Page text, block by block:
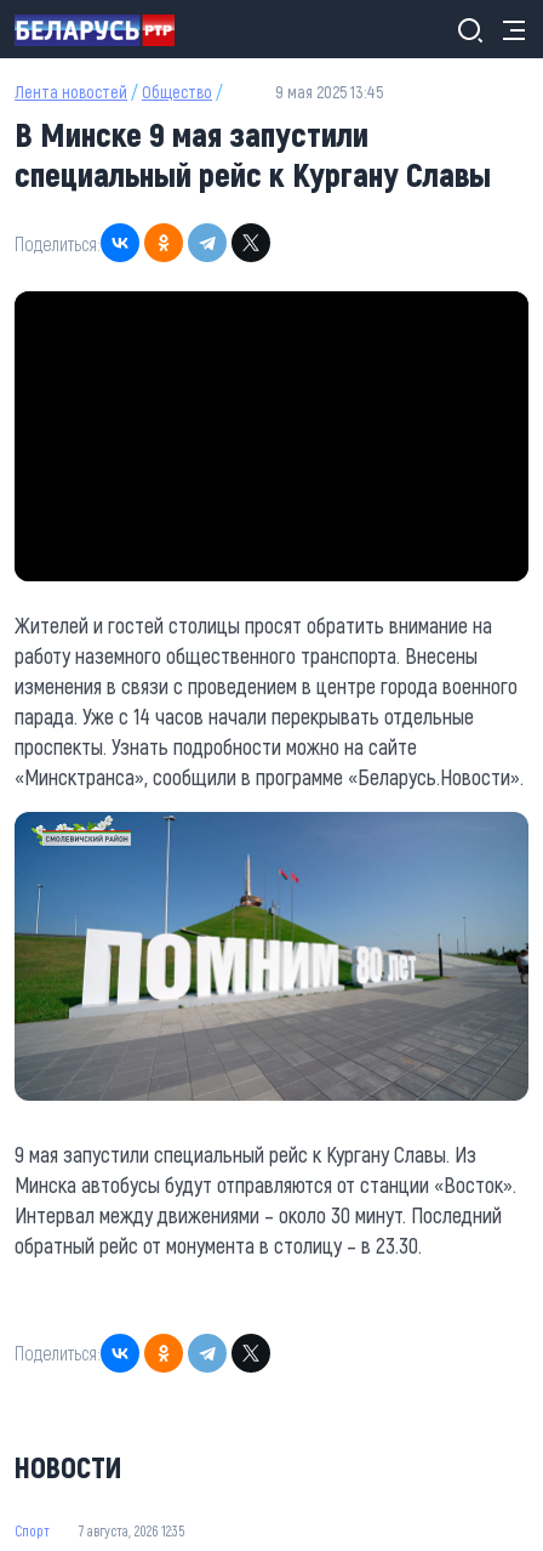
Перейти к основному содержанию
Лента новостей / Общество / 9 мая 2025 13:45
В Минске 9 мая запустили
специальный рейс к Кургану Славы
Поделиться:
Жителей и гостей столицы просят обратить внимание на
работу наземного общественного транспорта. Внесены
изменения в связи с проведением в центре города военного
парада. Уже с 14 часов начали перекрывать отдельные
проспекты. Узнать подробности можно на сайте
«Минсктранса», сообщили в программе «Беларусь.Новости».
9 мая запустили специальный рейс к Кургану Славы. Из
Минска автобусы будут отправляются от станции «Восток».
Интервал между движениями – около 30 минут. Последний
обратный рейс от монумента в столицу – в 23.30.
Поделиться:
НОВОСТИ
Спорт 7 августа, 2026 12:35